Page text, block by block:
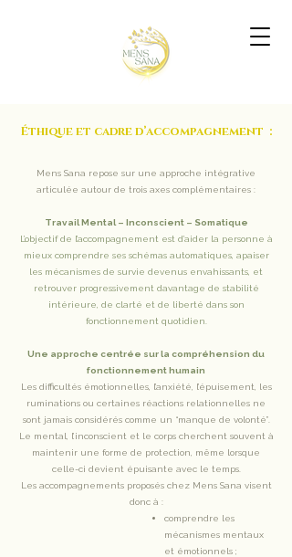
Éthique et cadre d’accompagnement :
Mens Sana repose sur une approche intégrative
articulée autour de trois axes complémentaires :
Travail Mental – Inconscient – Somatique
L’objectif de l’accompagnement est d’aider la personne à
mieux comprendre ses schémas automatiques, apaiser
les mécanismes de survie devenus envahissants, et
retrouver progressivement davantage de stabilité
intérieure, de clarté et de liberté dans son
fonctionnement quotidien.
Une approche centrée sur la compréhension du
fonctionnement humain
Les difficultés émotionnelles, l’anxiété, l’épuisement, les
ruminations ou certaines réactions relationnelles ne
sont jamais considérés comme un “manque de volonté”.
Le mental, l’inconscient et le corps cherchent souvent à
maintenir une forme de protection, même lorsque
celle-ci devient épuisante avec le temps.
Les accompagnements proposés chez Mens Sana visent
donc à :
comprendre les
mécanismes mentaux
et émotionnels ;